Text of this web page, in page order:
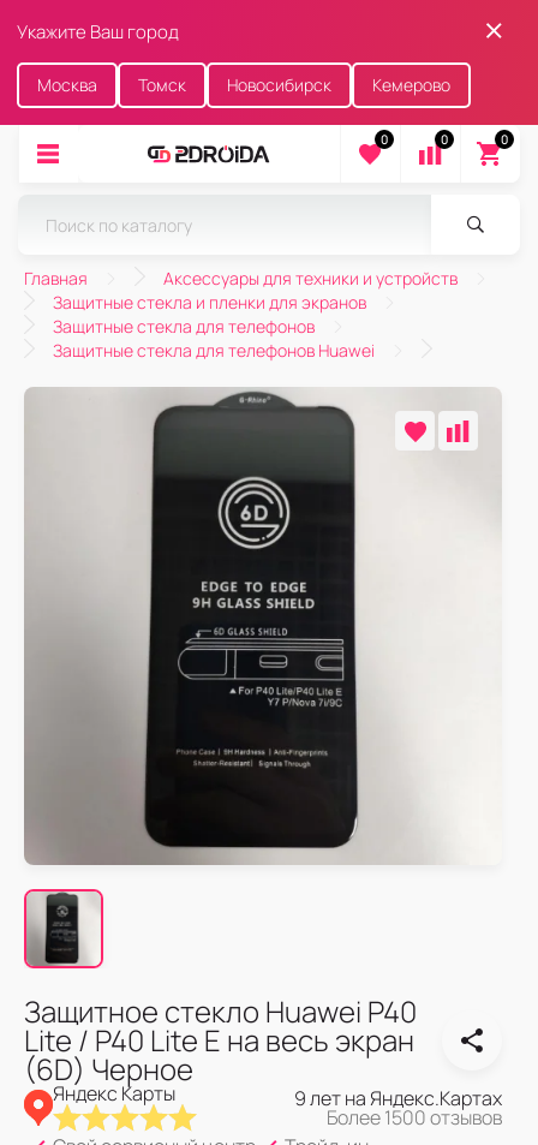
Укажите Ваш город
Москва Томск Новосибирск Кемерово
0 0 0
Главная
Аксессуары для техники и устройств
Защитные стекла и пленки для экранов
Защитные стекла для телефонов
Защитные стекла для телефонов Huawei
Защитное стекло Huawei P40
Lite / P40 Lite E на весь экран
(6D) Черное
Яндекс Карты 9 лет на Яндекс.Картах
Более 1500 отзывов